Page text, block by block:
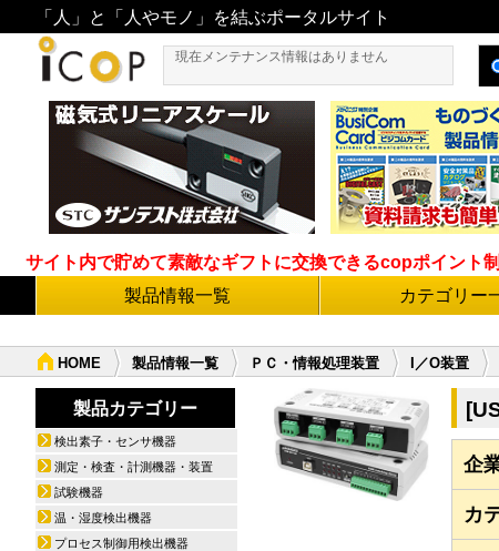
「人」と「人やモノ」を結ぶポータルサイト
現在メンテナンス情報はありません
サイト内で貯めて素敵なギフトに交換できるcopポイント
製品情報一覧
カテゴリー
HOME 製品情報一覧 ＰＣ・情報処理装置 I／O装置
企
カ
製品カテゴリー
検出素子・センサ機器
測定・検査・計測機器・装置
試験機器
温・湿度検出機器
プロセス制御用検出機器